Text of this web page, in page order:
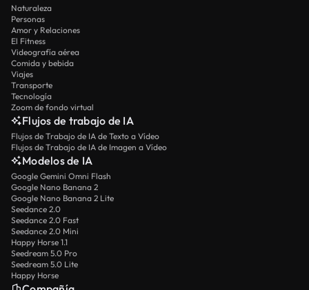
Naturaleza
Personas
Amor y Relaciones
El Fitness
Videografía aérea
Comida y bebida
Viajes
Transporte
Tecnología
Zoom de fondo virtual
Flujos de trabajo de IA
Flujos de Trabajo de IA de Texto a Vídeo
Flujos de Trabajo de IA de Imagen a Vídeo
Modelos de IA
Google Gemini Omni Flash
Google Nano Banana 2
Google Nano Banana 2 Lite
Seedance 2.0
Seedance 2.0 Fast
Seedance 2.0 Mini
Happy Horse 1.1
Seedream 5.0 Pro
Seedream 5.0 Lite
Happy Horse